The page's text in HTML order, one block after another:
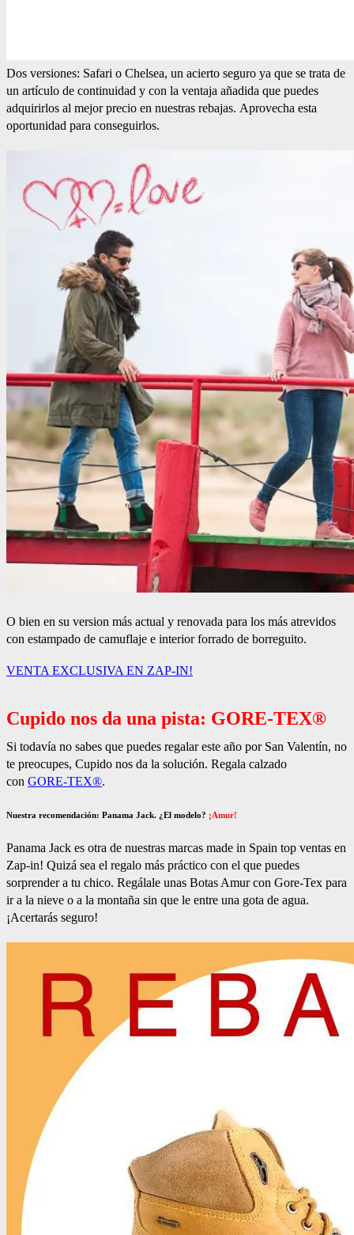
Dos versiones: Safari o Chelsea, un acierto seguro ya que se trata de
un artículo de continuidad y con la ventaja añadida que puedes
adquirirlos al mejor precio en nuestras rebajas. Aprovecha esta
oportunidad para conseguirlos.
O bien en su version más actual y renovada para los más atrevidos
con estampado de camuflaje e interior forrado de borreguito.
VENTA EXCLUSIVA EN ZAP-IN!
Cupido nos da una pista: GORE-TEX®
Si todavía no sabes que puedes regalar este año por San Valentín, no
te preocupes, Cupido nos da la solución. Regala calzado
con GORE-TEX®.
Nuestra recomendación: Panama Jack. ¿El modelo? ¡Amur!
Panama Jack es otra de nuestras marcas made in Spain top ventas en
Zap-in! Quizá sea el regalo más práctico con el que puedes
sorprender a tu chico. Regálale unas Botas Amur con Gore-Tex para
ir a la nieve o a la montaña sin que le entre una gota de agua.
¡Acertarás seguro!